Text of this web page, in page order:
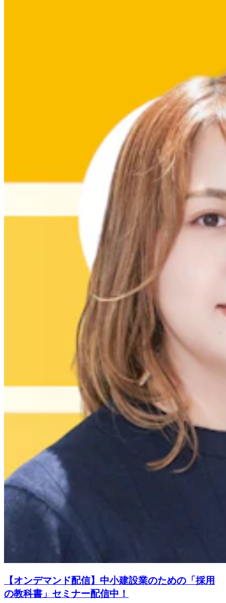
【オンデマンド配信】中小建設業のための「採用
の教科書」セミナー配信中！